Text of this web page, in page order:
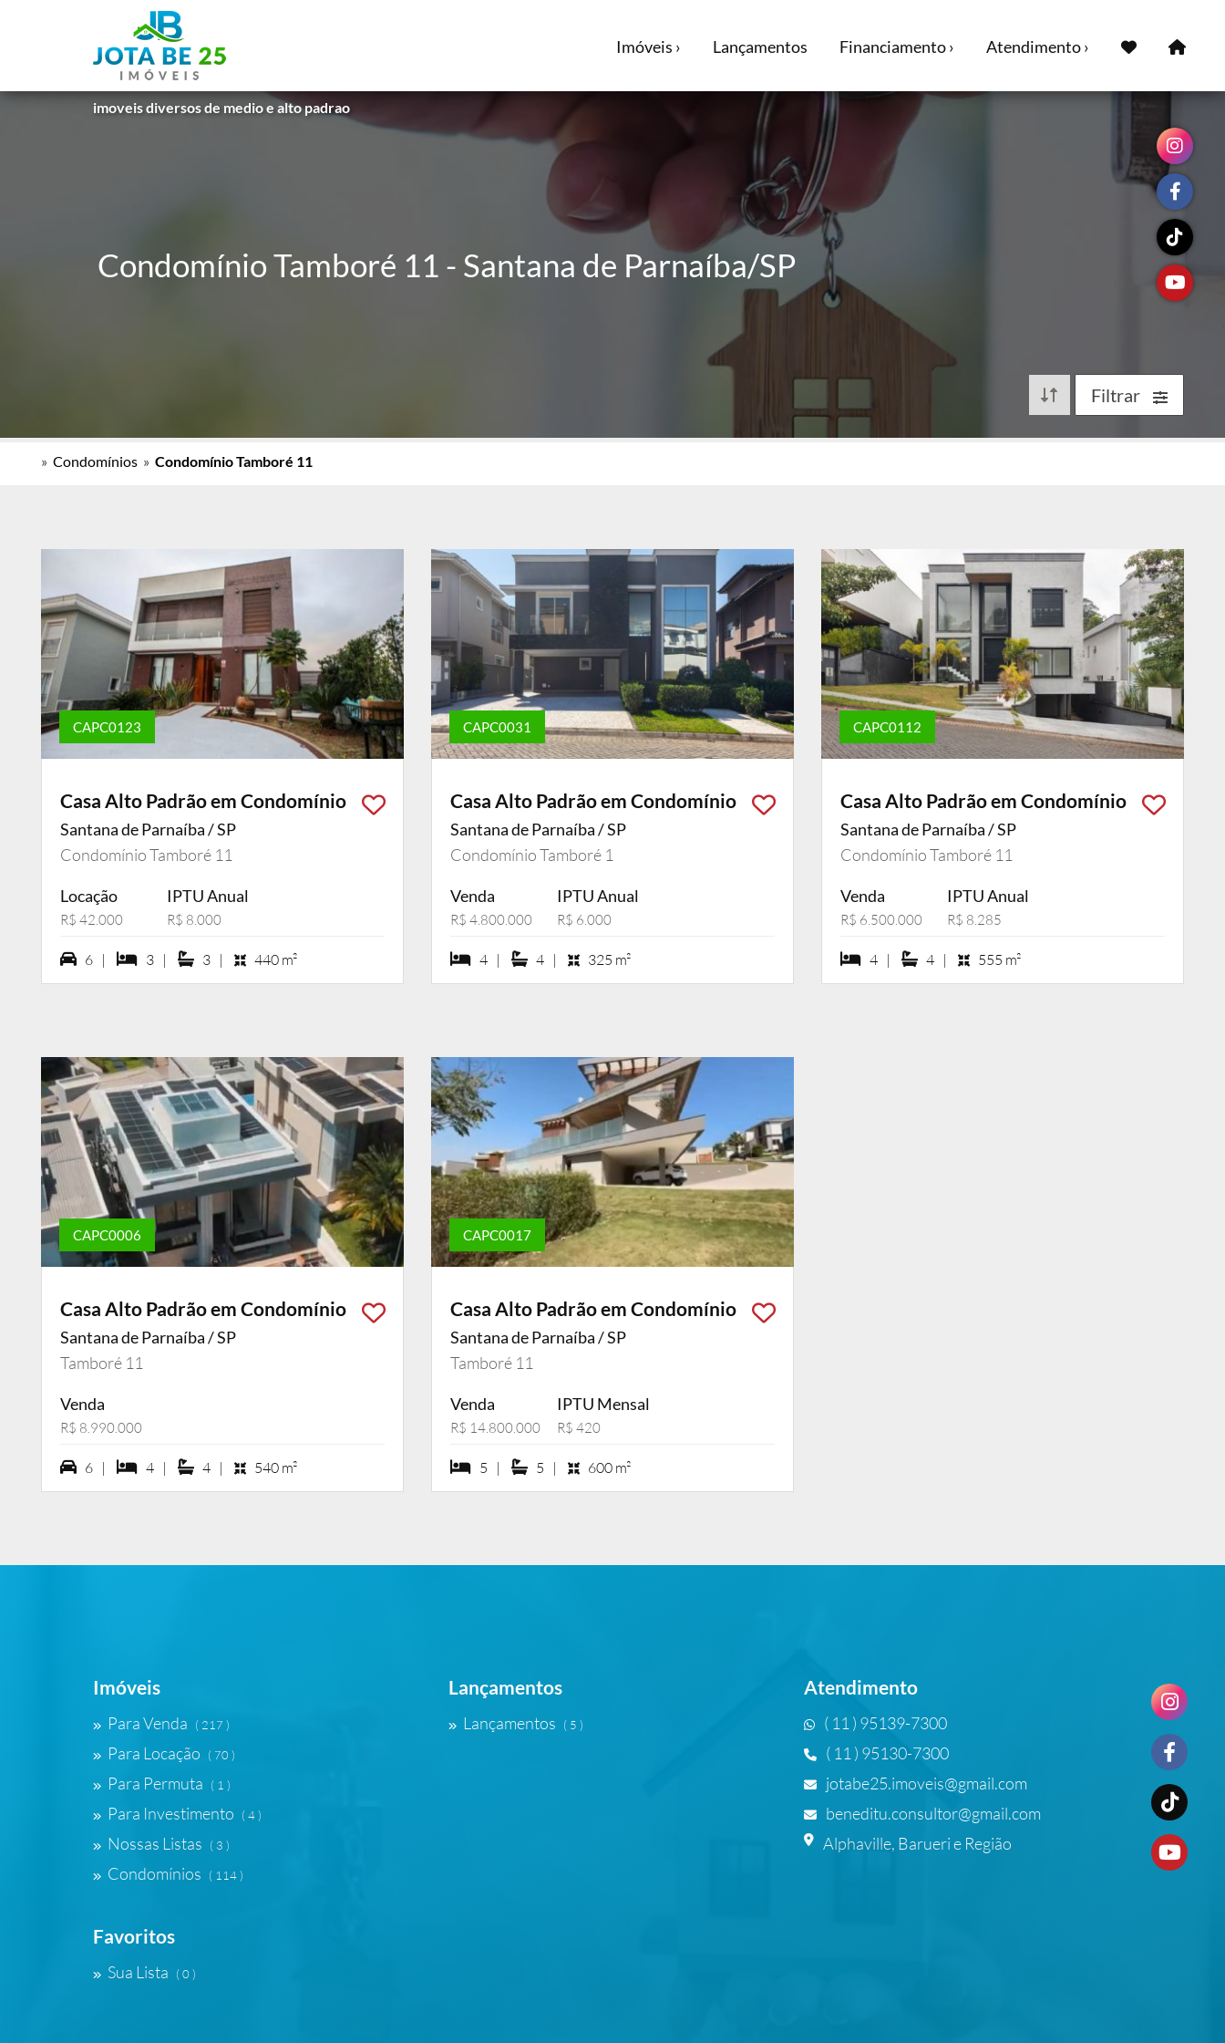
imoveis diversos de medio e alto padrao
Imóveis › Lançamentos Financiamento › Atendimento ›
Condomínio Tamboré 11 - Santana de Parnaíba/SP
Filtrar
» Condomínios » Condomínio Tamboré 11
CAPC0123
Casa Alto Padrão em Condomínio
Santana de Parnaíba / SP
Condomínio Tamboré 11
Locação
R$ 42.000
IPTU Anual
R$ 8.000
6 vagas na garagem
6 | 3 dormiórios
3 | 3 suítes
3 | 440 m²
CAPC0031
Casa Alto Padrão em Condomínio
Santana de Parnaíba / SP
Condomínio Tamboré 1
Venda
R$ 4.800.000
IPTU Anual
R$ 6.000
4 dormiórios
4 | 4 suítes
4 | 325 m²
CAPC0112
Casa Alto Padrão em Condomínio
Santana de Parnaíba / SP
Condomínio Tamboré 11
Venda
R$ 6.500.000
IPTU Anual
R$ 8.285
4 dormiórios
4 | 4 suítes
4 | 555 m²
CAPC0006
Casa Alto Padrão em Condomínio
Santana de Parnaíba / SP
Tamboré 11
Venda
R$ 8.990.000
6 vagas na garagem
6 | 4 dormiórios
4 | 4 suítes
4 | 540 m²
CAPC0017
Casa Alto Padrão em Condomínio
Santana de Parnaíba / SP
Tamboré 11
Venda
R$ 14.800.000
IPTU Mensal
R$ 420
5 dormiórios
5 | 5 suítes
5 | 600 m²
Imóveis
Para Venda ( 217 )
Para Locação ( 70 )
Para Permuta ( 1 )
Para Investimento ( 4 )
Nossas Listas ( 3 )
Condomínios ( 114 )
Favoritos
Sua Lista ( 0 )
Lançamentos
Lançamentos ( 5 )
Atendimento
( 11 ) 95139-7300
( 11 ) 95130-7300
jotabe25.imoveis@gmail.com
beneditu.consultor@gmail.com
Alphaville, Barueri e Região